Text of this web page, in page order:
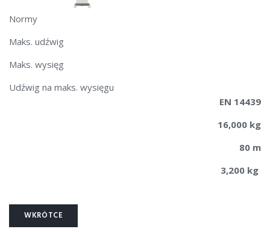
Normy
Maks. udźwig
Maks. wysięg
Udźwig na maks. wysięgu
EN 14439
16,000 kg
80 m
3,200 kg
WKRÓTCE